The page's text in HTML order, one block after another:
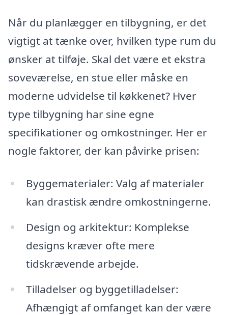
Når du planlægger en tilbygning, er det
vigtigt at tænke over, hvilken type rum du
ønsker at tilføje. Skal det være et ekstra
soveværelse, en stue eller måske en
moderne udvidelse til køkkenet? Hver
type tilbygning har sine egne
specifikationer og omkostninger. Her er
nogle faktorer, der kan påvirke prisen:
Byggematerialer: Valg af materialer
kan drastisk ændre omkostningerne.
Design og arkitektur: Komplekse
designs kræver ofte mere
tidskrævende arbejde.
Tilladelser og byggetilladelser:
Afhængigt af omfanget kan der være